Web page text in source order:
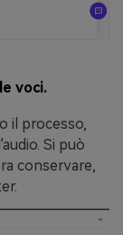
voci.
il processo,
Si può
conservare,